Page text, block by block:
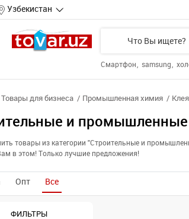
Узбекистан
Смартфон samsung
Товары для бизнеса Промышленная химия
и промышленные
товары из категории "Строительные и
в этом! Только лучшие предложения!
Опт Все
ФИЛЬТРЫ